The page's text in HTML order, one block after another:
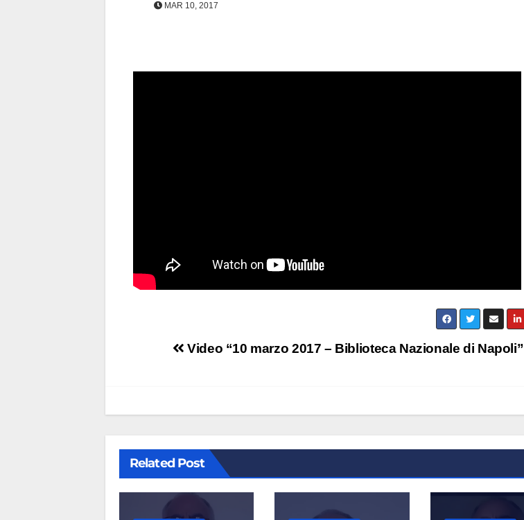
MAR 10, 2017
Navigazione
Video “10 marzo 2017 – Biblioteca Nazionale di Napoli”
Related Post